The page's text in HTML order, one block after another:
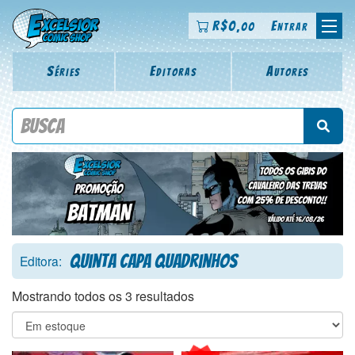
R$0,00 Entrar
Séries Editoras Autores
Procure por título da revista, personagem, série, escritor,
Editora: Quinta Capa Quadrinhos
Mostrando todos os 3 resultados